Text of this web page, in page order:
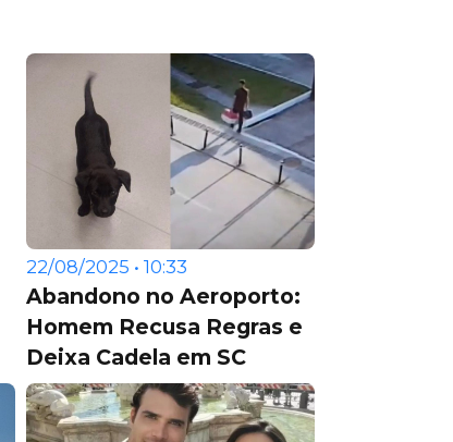
22/08/2025 • 10:33
Abandono no Aeroporto:
Homem Recusa Regras e
Deixa Cadela em SC